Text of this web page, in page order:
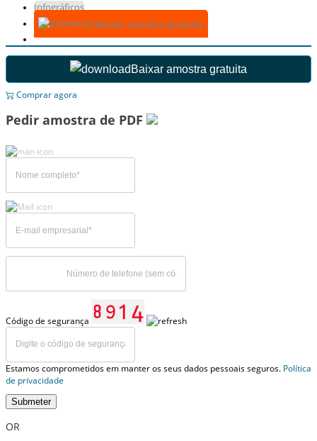
Infográficos
Baixar amostra gratuita
Baixar amostra gratuita
Comprar agora
Pedir amostra de PDF
Código de segurança
Estamos comprometidos em manter os seus dados pessoais seguros. Política
de privacidade
Submeter
OR